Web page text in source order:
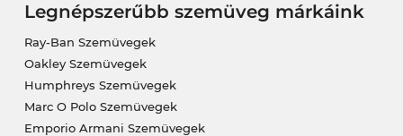
Legnépszerűbb szemüveg márkáink
Ray-Ban Szemüvegek
Oakley Szemüvegek
Humphreys Szemüvegek
Marc O Polo Szemüvegek
Emporio Armani Szemüvegek